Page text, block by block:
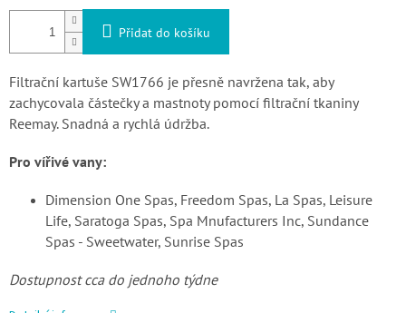
Přidat do košíku
Filtrační kartuše SW1766 je přesně navržena tak, aby
zachycovala částečky a mastnoty pomocí filtrační tkaniny
Reemay. Snadná a rychlá údržba.
Pro vířivé vany:
Dimension One Spas, Freedom Spas, La Spas, Leisure
Life, Saratoga Spas, Spa Mnufacturers Inc, Sundance
Spas - Sweetwater, Sunrise Spas
Dostupnost cca do jednoho týdne